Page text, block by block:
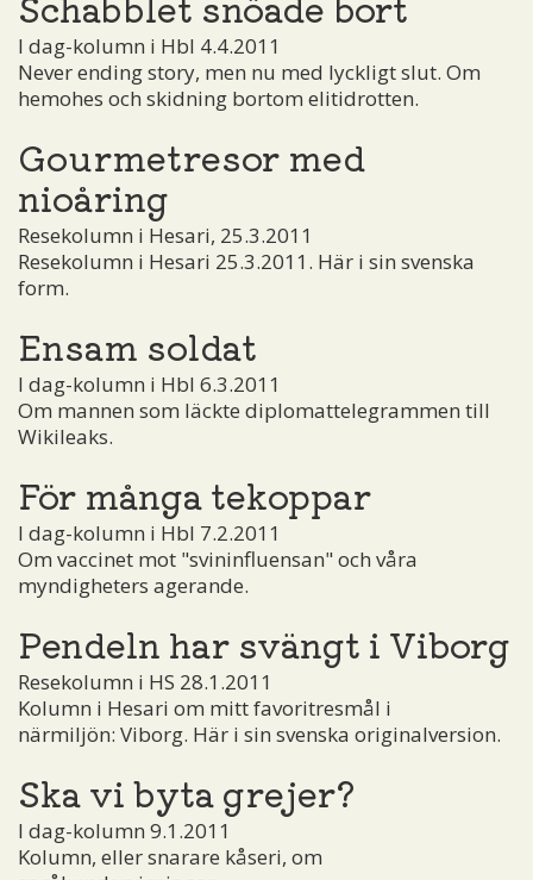
I dag-kolumn i Hbl 4.4.2011
Never ending story, men nu med lyckligt slut. Om
hemohes och skidning bortom elitidrotten.
Gourmetresor med
nioåring
Resekolumn i Hesari, 25.3.2011
Resekolumn i Hesari 25.3.2011. Här i sin svenska
form.
Ensam soldat
I dag-kolumn i Hbl 6.3.2011
Om mannen som läckte diplomattelegrammen till
Wikileaks.
För många tekoppar
I dag-kolumn i Hbl 7.2.2011
Om vaccinet mot "svininfluensan" och våra
myndigheters agerande.
Pendeln har svängt i Viborg
Resekolumn i HS 28.1.2011
Kolumn i Hesari om mitt favoritresmål i
närmiljön: Viborg. Här i sin svenska originalversion.
Ska vi byta grejer?
I dag-kolumn 9.1.2011
Kolumn, eller snarare kåseri, om